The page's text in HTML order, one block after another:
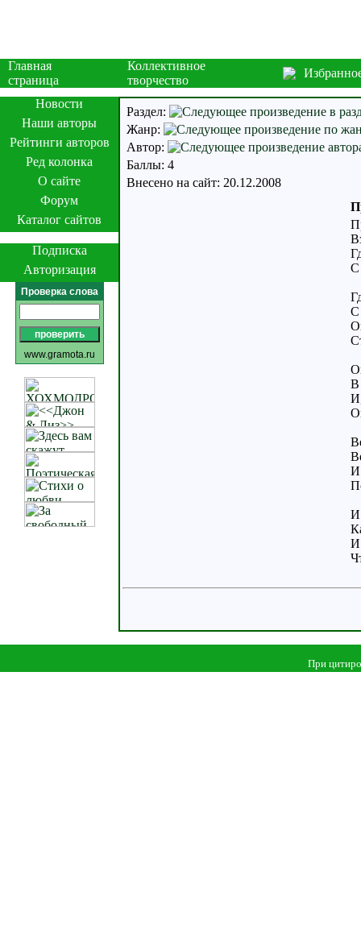
Главная
страница
Коллективное
творчество
Новости
Наши авторы
Рейтинги авторов
Ред колонка
О сайте
Форум
Каталог сайтов
Подписка
Авторизация
Проверка слова
www.gramota.ru
Раздел:
Жанр:
Автор:
Баллы: 4
Внесено на сайт: 20.12.2008
С
С
В
И
И
И
При